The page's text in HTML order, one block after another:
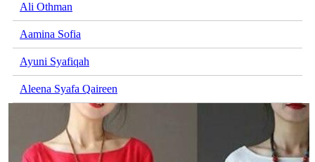
Ali Othman
Aamina Sofia
Ayuni Syafiqah
Aleena Syafa Qaireen